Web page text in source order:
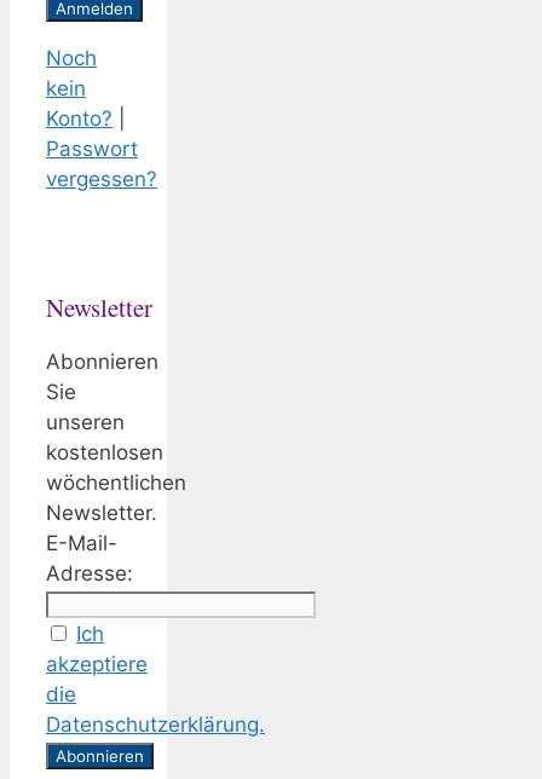
Noch
kein
Konto?
Passwort
vergessen?
Newsletter
Abonnieren
Sie
unseren
kostenlosen
wöchentlichen
Newsletter.
E-Mail-
Adresse:
Ich
akzeptiere
die
Datenschutzerklärung.